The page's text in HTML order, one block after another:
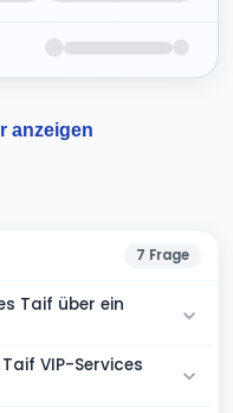
anzeigen
7 Frage
Taif über ein
VIP-Services